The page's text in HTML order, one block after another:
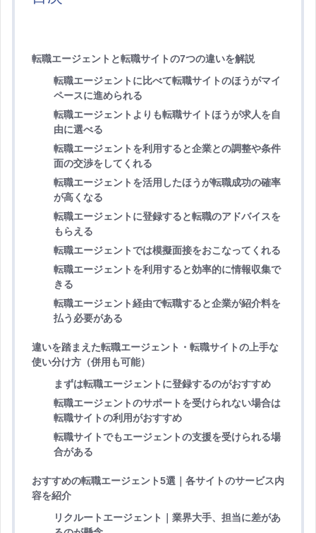
転職エージェントと転職サイトの7つの違いを解説
転職エージェントに比べて転職サイトのほうがマイ
ペースに進められる
転職エージェントよりも転職サイトほうが求人を自
由に選べる
転職エージェントを利用すると企業との調整や条件
面の交渉をしてくれる
転職エージェントを活用したほうが転職成功の確率
が高くなる
転職エージェントに登録すると転職のアドバイスを
もらえる
転職エージェントでは模擬面接をおこなってくれる
転職エージェントを利用すると効率的に情報収集で
きる
転職エージェント経由で転職すると企業が紹介料を
払う必要がある
違いを踏まえた転職エージェント・転職サイトの上手な
使い分け方（併用も可能）
まずは転職エージェントに登録するのがおすすめ
転職エージェントのサポートを受けられない場合は
転職サイトの利用がおすすめ
転職サイトでもエージェントの支援を受けられる場
合がある
おすすめの転職エージェント5選｜各サイトのサービス内
容を紹介
リクルートエージェント｜業界大手、担当に差があ